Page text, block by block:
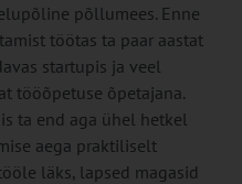
põllumees. Enne
töötas ta paar aastat
startupis ja veel
tööõpetuse õpetajana.
ta end aga ühel hetkel
aega praktiliselt
läks, lapsed magasid